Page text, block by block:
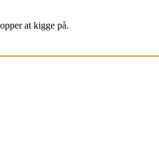
at kigge på.